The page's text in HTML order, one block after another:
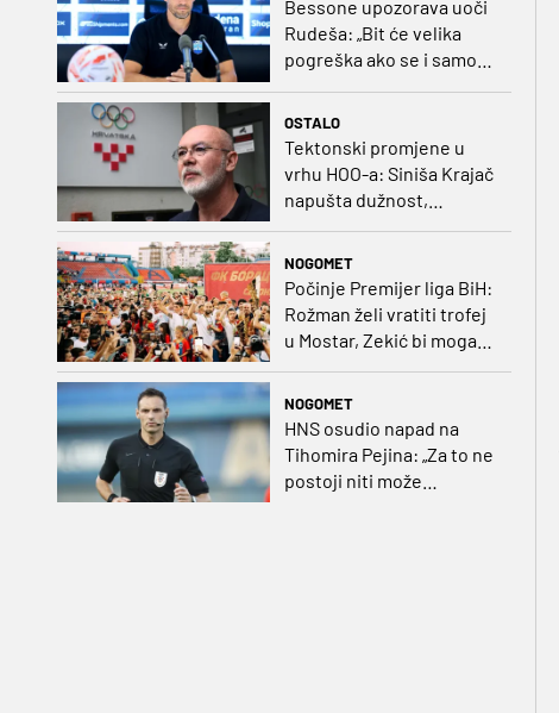
Bessone upozorava uoči
Rudeša: „Bit će velika
pogreška ako se i samo
OSTALO
Tektonski promjene u
vrhu HOO-a: Siniša Krajač
napušta dužnost,
razriješeno i svih osam
NOGOMET
Počinje Premijer liga BiH:
Rožman želi vratiti trofej
u Mostar, Zekić bi mogao
NOGOMET
HNS osudio napad na
Tihomira Pejina: „Za to ne
postoji niti može